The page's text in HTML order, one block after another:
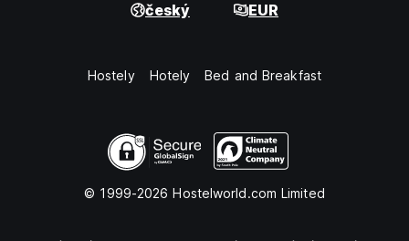
český EUR
Hostely Hotely Bed and Breakfast
© 1999-2026 Hostelworld.com Limited